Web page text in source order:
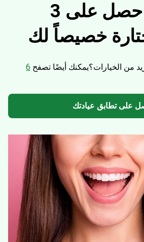
هنغاريا — احصل على 3
خصيصاً لك
من الخيارات؟يمكنك أيضًا تصفح 6
على تطابق عيادتك